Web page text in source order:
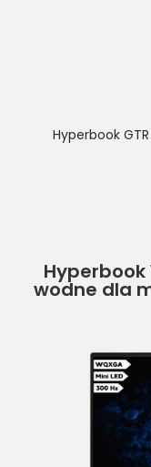
Hyperbook
Hyperbook
wodne dla